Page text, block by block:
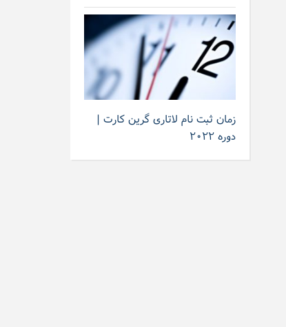
زمان ثبت نام لاتاری گرین کارت |
دوره ۲۰۲۲